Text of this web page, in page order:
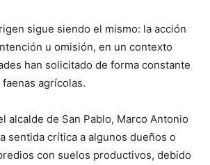
sigue siendo el mismo: la acción
u omisión, en un contexto
han solicitado de forma constante
agrícolas.
alcalde de San Pablo, Marco Antonio
sentida crítica a algunos dueños o
con suelos productivos, debido